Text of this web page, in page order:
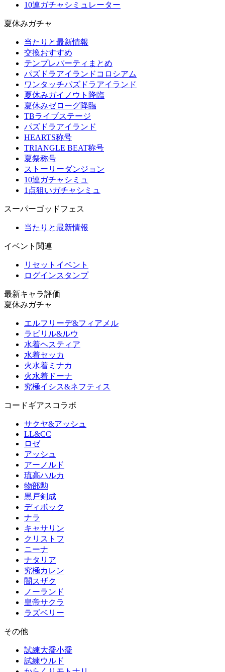
10連ガチャシミュレーター
夏休みガチャ
当たりと最新情報
交換おすすめ
テンプレパーティまとめ
パズドラアイランドコロシアム
ワンタッチパズドラアイランド
夏休みガイノウト降臨
夏休みゼローグ降臨
TBライブステージ
パズドラアイランド
HEARTS称号
TRIANGLE BEAT称号
夏祭称号
ストーリーダンジョン
10連ガチャシミュ
1点狙いガチャシミュ
スーパーゴッドフェス
当たりと最新情報
イベント関連
リセットイベント
ログインスタンプ
最新キャラ評価
夏休みガチャ
エルフリーデ&フィアメル
ラビリル&ルウ
水着ヘスティア
水着セッカ
火水着ミナカ
火水着ドーナ
究極イシス&ネフティス
コードギアスコラボ
サクヤ&アッシュ
LL&CC
ロゼ
アッシュ
アーノルド
琉高ハルカ
物部勲
黒戸剣成
ディボック
ナラ
キャサリン
クリストフ
ニーナ
ナタリア
究極カレン
闇スザク
ノーランド
皇帝サクラ
ラズベリー
その他
試練大喬小喬
試練ウルド